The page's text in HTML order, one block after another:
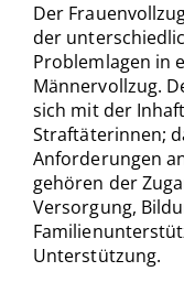
Der
der
Problemlagen in
Männervollzug.
sich mit der
Straftäterinnen;
Anforderungen
gehören der
Versorgung,
Unterstützung.